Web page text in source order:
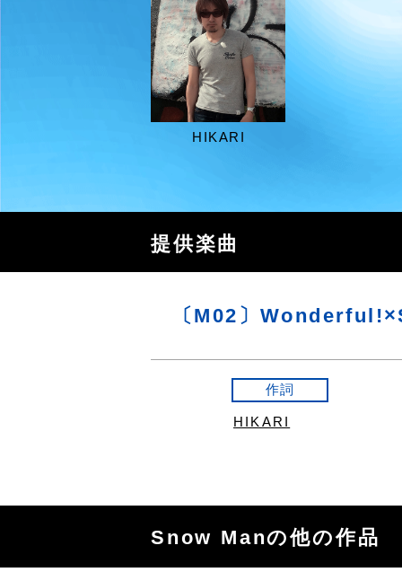
HIKARI
提供楽曲
〔M02〕
作詞
HIKARI
Snow Manの他の作品